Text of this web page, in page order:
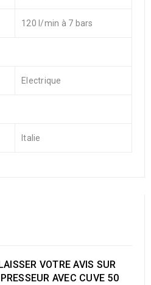
120 l/min à 7 bars
Electrique
Italie
VOTRE AVIS SUR
AVEC CUVE 50